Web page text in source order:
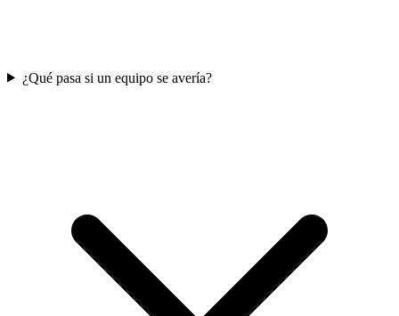
¿Qué pasa si un equipo se avería?